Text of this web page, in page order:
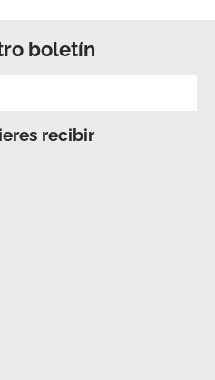
boletín
recibir